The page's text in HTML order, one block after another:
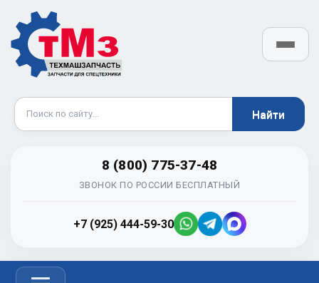
8 (800) 775-37-48
ЗВОНОК ПО РОССИИ БЕСПЛАТНЫЙ
+7 (925) 444-59-30